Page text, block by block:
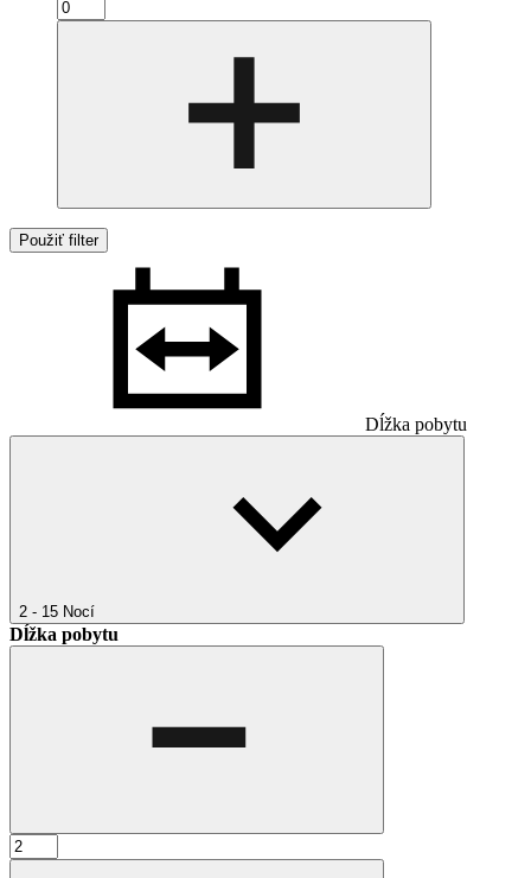
Použiť filter
Dĺžka pobytu
2 - 15 Nocí
Dĺžka pobytu